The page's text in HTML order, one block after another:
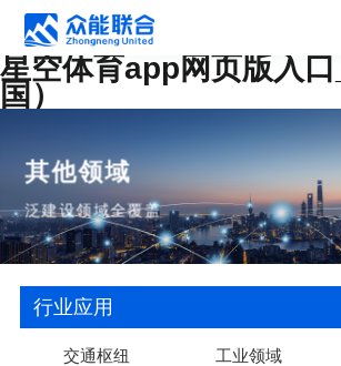
星空体育app网页版入
国）
其他领域
泛建设领域全覆盖
行业应用
交通枢纽 工业领域